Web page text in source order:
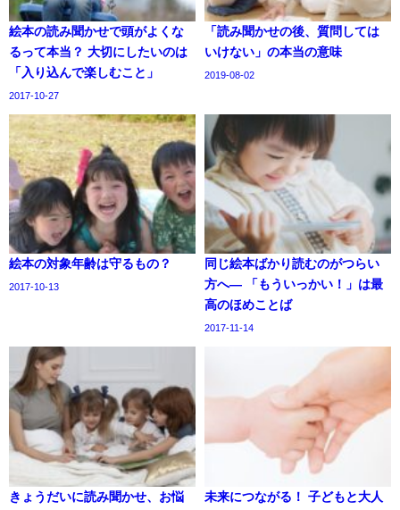
絵本の読み聞かせで頭がよくな
るって本当？ 大切にしたいのは
「入り込んで楽しむこと」
2017-10-27
「読み聞かせの後、質問しては
いけない」の本当の意味
2019-08-02
絵本の対象年齢は守るもの？
2017-10-13
同じ絵本ばかり読むのがつらい
方へ― 「もういっかい！」は最
高のほめことば
2017-11-14
きょうだいに読み聞かせ、お悩 未来につながる！ 子どもと大人